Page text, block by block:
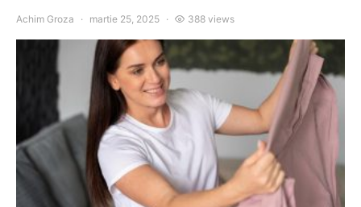
Achim Groza martie 25, 2025 388 views